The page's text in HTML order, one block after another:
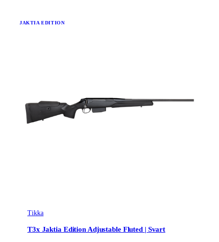
Tikka
T3x Jaktia Edition Adjustable Fluted | Svart
JAKTIA EDITION